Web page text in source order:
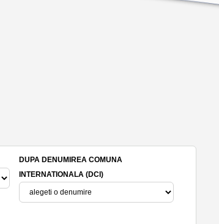
DUPA DENUMIREA COMUNA
INTERNATIONALA (DCI)